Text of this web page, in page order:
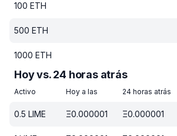
100 ETH
500 ETH
1000 ETH
Hoy vs. 24 horas atrás
Activo Hoy a las 24 horas atrás
0.5 LIME Ξ0.000001 Ξ0.000001